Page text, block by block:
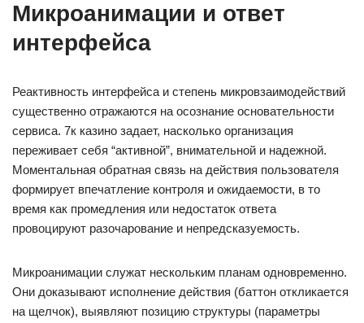
Микроанимации и ответ
интерфейса
Реактивность интерфейса и степень микровзаимодействий
существенно отражаются на осознание основательности
сервиса. 7к казино задает, насколько организация
переживает себя “активной”, внимательной и надежной.
Моментальная обратная связь на действия пользователя
формирует впечатление контроля и ожидаемости, в то
время как промедления или недостаток ответа
провоцируют разочарование и непредсказуемость.
Микроанимации служат нескольким планам одновременно.
Они доказывают исполнение действия (баттон откликается
на щелчок), выявляют позицию структуры (параметры